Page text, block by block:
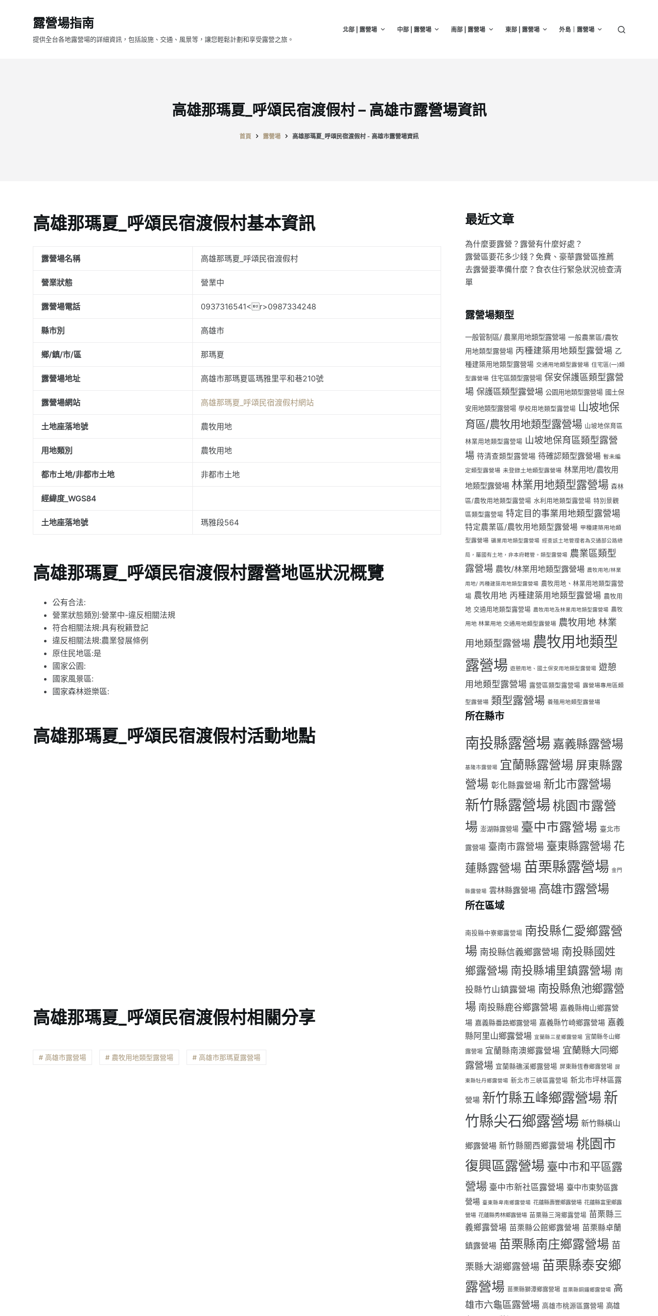
露營場指南
提供全台各地露營場的詳細資訊，包括設施、交通、風景等，讓您輕鬆計劃和享受露營之旅。
北部 | 露營場 中部 | 露營場 南部 | 露營場 東部 | 露營場 外島｜露營場
高雄那瑪夏_呼頌民宿渡假村 – 高雄市露營場資訊
首頁 露營場 高雄那瑪夏_呼頌民宿渡假村 - 高雄市露營場資訊
高雄那瑪夏_呼頌民宿渡假村基本資訊
露營場名稱 高雄那瑪夏_呼頌民宿渡假村
營業狀態 營業中
露營場電話 0937316541<r>0987334248
縣市別 高雄市
鄉/鎮/市/區 那瑪夏
露營場地址 高雄市那瑪夏區瑪雅里平和巷210號
露營場網站 高雄那瑪夏_呼頌民宿渡假村網站
土地座落地號 農牧用地
用地類別 農牧用地
都市土地/非都市土地 非都市土地
經緯度_WGS84
土地座落地號 瑪雅段564
高雄那瑪夏_呼頌民宿渡假村露營地區狀況概覽
公有合法:
營業狀態類別:營業中-違反相關法規
符合相關法規:具有稅籍登記
違反相關法規:農業發展條例
原住民地區:是
國家公園:
國家風景區:
國家森林遊樂區:
高雄那瑪夏_呼頌民宿渡假村活動地點
高雄那瑪夏_呼頌民宿渡假村相關分享
# 高雄市露營場 # 農牧用地類型露營場 # 高雄市那瑪夏露營場
最近文章
為什麼要露營？露營有什麼好處？
露營區要花多少錢？免費、豪華露營區推薦
去露營要準備什麼？食衣住行緊急狀況檢查清
單
露營場類型
一般管制區/ 農業用地類型露營場 一般農業區/農牧
用地類型露營場 丙種建築用地類型露營場 乙
種建築用地類型露營場 交通用地類型露營場 住宅區(一)類
型露營場 住宅區類型露營場 保安保護區類型露營
場 保護區類型露營場 公園用地類型露營場 國土保
安用地類型露營場 學校用地類型露營場 山坡地保
育區/農牧用地類型露營場 山坡地保育區
林業用地類型露營場 山坡地保育區類型露營
場 待清查類型露營場 待確認類型露營場 暫未編
定類型露營場 未登錄土地類型露營場 林業用地/農牧用
地類型露營場 林業用地類型露營場 森林
區/農牧用地類型露營場 水利用地類型露營場 特別景觀
區類型露營場 特定目的事業用地類型露營場
特定農業區/農牧用地類型露營場 甲種建築用地類
型露營場 礦業用地類型露營場 經查該土地管理者為交通部公路總
局，屬國有土地，非本府轄管。類型露營場 農業區類型
露營場 農牧/林業用地類型露營場 農牧用地/林業
用地/ 丙種建築用地類型露營場 農牧用地、林業用地類型露營
場 農牧用地 丙種建築用地類型露營場 農牧用
地 交通用地類型露營場 農牧用地及林業用地類型露營場 農牧
用地 林業用地 交通用地類型露營場 農牧用地 林業
用地類型露營場 農牧用地類型
露營場 遊憩用地、國土保安用地類型露營場 遊憩
用地類型露營場 露營區類型露營場 露營場專用區類
型露營場 類型露營場 養殖用地類型露營場
所在縣市
南投縣露營場 嘉義縣露營場
基隆市露營場 宜蘭縣露營場 屏東縣露
營場 彰化縣露營場 新北市露營場
新竹縣露營場 桃園市露營
場 澎湖縣露營場 臺中市露營場 臺北市
露營場 臺南市露營場 臺東縣露營場 花
蓮縣露營場 苗栗縣露營場 金門
縣露營場 雲林縣露營場 高雄市露營場
所在區域
南投縣中寮鄉露營場 南投縣仁愛鄉露營
場 南投縣信義鄉露營場 南投縣國姓
鄉露營場 南投縣埔里鎮露營場 南
投縣竹山鎮露營場 南投縣魚池鄉露營
場 南投縣鹿谷鄉露營場 嘉義縣梅山鄉露營
場 嘉義縣番路鄉露營場 嘉義縣竹崎鄉露營場 嘉義
縣阿里山鄉露營場 宜蘭縣三星鄉露營場 宜蘭縣冬山鄉
露營場 宜蘭縣南澳鄉露營場 宜蘭縣大同鄉
露營場 宜蘭縣礁溪鄉露營場 屏東縣恆春鄉露營場 屏
東縣牡丹鄉露營場 新北市三峽區露營場 新北市坪林區露
營場 新竹縣五峰鄉露營場新
竹縣尖石鄉露營場 新竹縣橫山
鄉露營場 新竹縣關西鄉露營場 桃園市
復興區露營場 臺中市和平區露
營場 臺中市新社區露營場 臺中市東勢區露
營場 臺東縣卑南鄉露營場 花蓮縣壽豐鄉露營場 花蓮縣富里鄉露
營場 花蓮縣秀林鄉露營場 苗栗縣三灣鄉露營場 苗栗縣三
義鄉露營場 苗栗縣公館鄉露營場 苗栗縣卓蘭
鎮露營場 苗栗縣南庄鄉露營場 苗
栗縣大湖鄉露營場 苗栗縣泰安鄉
露營場 苗栗縣獅潭鄉露營場 苗栗縣銅鑼鄉露營場 高
雄市六龜區露營場 高雄市桃源區露營場 高雄